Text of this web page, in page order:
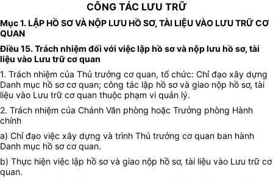
CÔNG TÁC LƯU TRỮ
Mục 1. LẬP HỒ SƠ VÀ NỘP LƯU HỒ SƠ, TÀI LIỆU VÀO LƯU TRỮ CƠ
QUAN
Điều 15. Trách nhiệm đối với việc lập hồ sơ và nộp lưu hồ sơ, tài
liệu vào Lưu trữ cơ quan
1. Trách nhiệm của Thủ trưởng cơ quan, tổ chức: Chỉ đạo xây dựng
Danh mục hồ sơ cơ quan; công tác lập hồ sơ và giao nộp hồ sơ, tài
liệu vào Lưu trữ cơ quan thuộc phạm vi quản lý.
2. Trách nhiệm của Chánh Văn phòng hoặc Trưởng phòng Hành
chính
a) Chỉ đạo việc xây dựng và trình Thủ trưởng cơ quan ban hành
Danh mục hồ sơ cơ quan.
b) Thực hiện việc lập hồ sơ và giao nộp hồ sơ, tài liệu vào Lưu trữ cơ
quan.